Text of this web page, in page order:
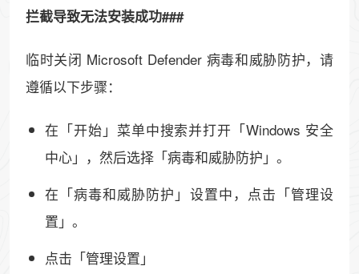
拦截导致无法安装成功###
临时关闭 Microsoft Defender 病毒和威胁防护，请
遵循以下步骤：
在「开始」菜单中搜索并打开「Windows 安全
中心」，然后选择「病毒和威胁防护」。
在「病毒和威胁防护」设置中，点击「管理设
置」。
点击「管理设置」